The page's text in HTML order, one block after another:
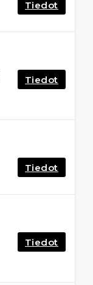
Tiedot
Tiedot
Tiedot
Tiedot